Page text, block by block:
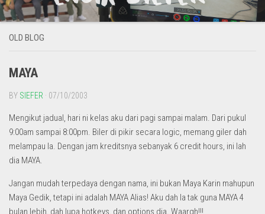
OLD BLOG
MAYA
BY SIEFER · 07/10/2003
Mengikut jadual, hari ni kelas aku dari pagi sampai malam. Dari pukul
9:00am sampai 8:00pm. Biler di pikir secara logic, memang giler dah
melampau la. Dengan jam kreditsnya sebanyak 6 credit hours, ini lah
dia MAYA.
Jangan mudah terpedaya dengan nama, ini bukan Maya Karin mahupun
Maya Gedik, tetapi ini adalah MAYA Alias! Aku dah la tak guna MAYA 4
bulan lebih, dah lupa hotkeys, dan options dia. Waargh!!!